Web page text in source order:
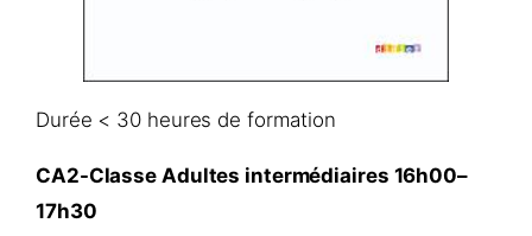
Durée < 30 heures de formation
CA2-Classe Adultes intermédiaires 16h00–
17h30